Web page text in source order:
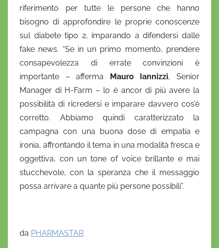
riferimento per tutte le persone che hanno
bisogno di approfondire le proprie conoscenze
sul diabete tipo 2, imparando a difendersi dalle
fake news. “Se in un primo momento, prendere
consapevolezza di errate convinzioni è
importante – afferma Mauro Iannizzi, Senior
Manager di H-Farm – lo è ancor di più avere la
possibilità di ricredersi e imparare davvero cos’è
corretto. Abbiamo quindi caratterizzato la
campagna con una buona dose di empatia e
ironia, affrontando il tema in una modalità fresca e
oggettiva, con un tone of voice brillante e mai
stucchevole, con la speranza che il messaggio
possa arrivare a quante più persone possibili”.
da PHARMASTAR